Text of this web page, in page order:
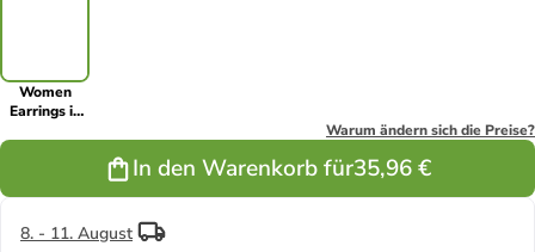
Women
Earrings in
Warum ändern sich die Preise?
In den Warenkorb für35,96 €
8. - 11. August